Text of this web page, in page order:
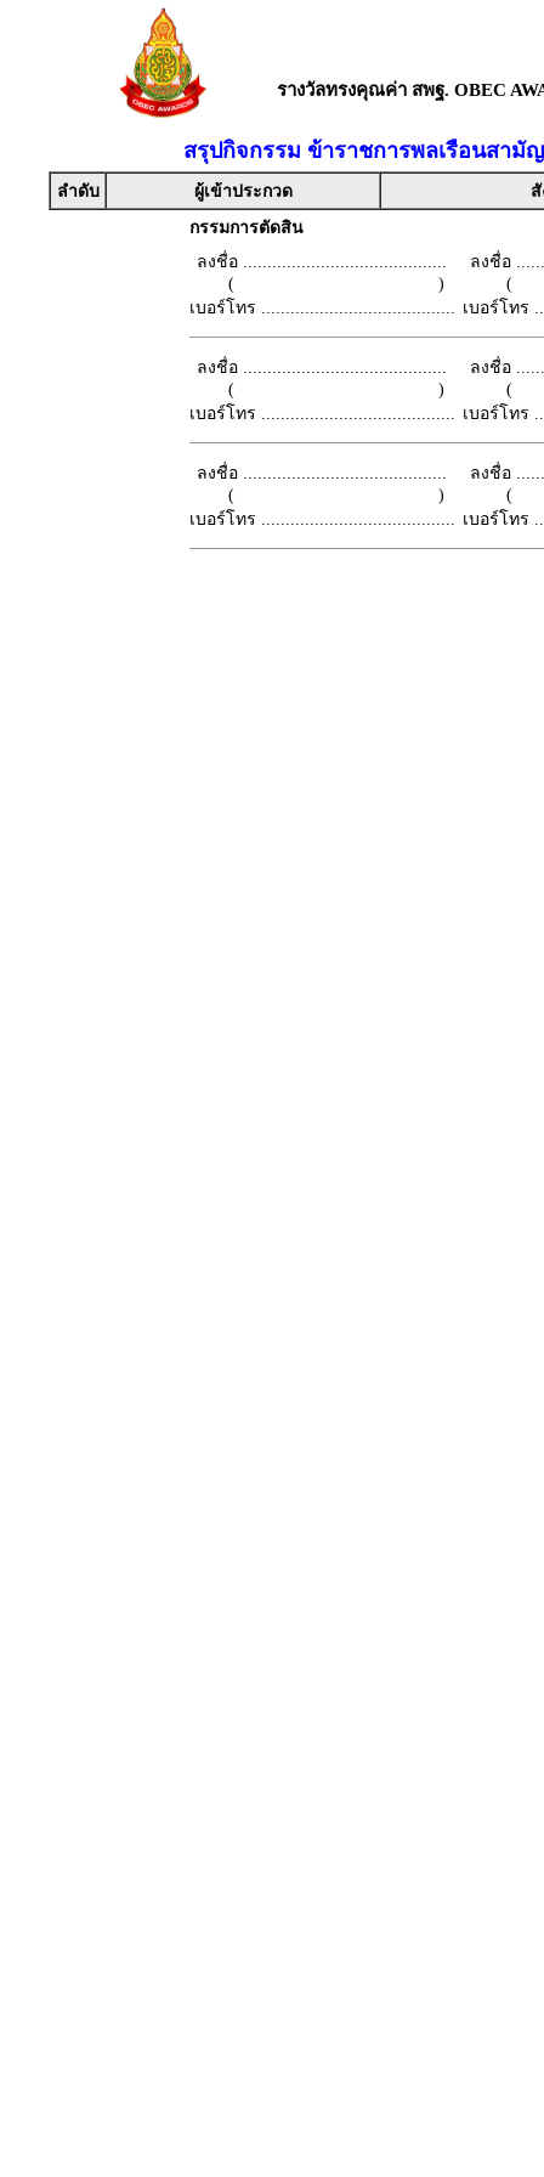
รางวัลทรงคุณค่า สพฐ. OBEC
สรุปกิจกรรม ข้าราชการพลเรือนสามั
ลำดับ ผู้เข้าประกวด
กรรมการตัดสิน
ลงชื่อ ..........................................
( )
เบอร์โทร ........................................
ลงชื่อ
เบอร์โทร
ลงชื่อ ..........................................
( )
เบอร์โทร ........................................
ลงชื่อ
เบอร์โทร
ลงชื่อ ..........................................
( )
เบอร์โทร ........................................
ลงชื่อ
เบอร์โทร